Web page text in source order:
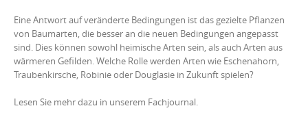
Eine Antwort auf veränderte Bedingungen ist das gezielte Pflanzen
von Baumarten, die besser an die neuen Bedingungen angepasst
sind. Dies können sowohl heimische Arten sein, als auch Arten aus
wärmeren Gefilden. Welche Rolle werden Arten wie Eschenahorn,
Traubenkirsche, Robinie oder Douglasie in Zukunft spielen?
Lesen Sie mehr dazu in unserem Fachjournal.